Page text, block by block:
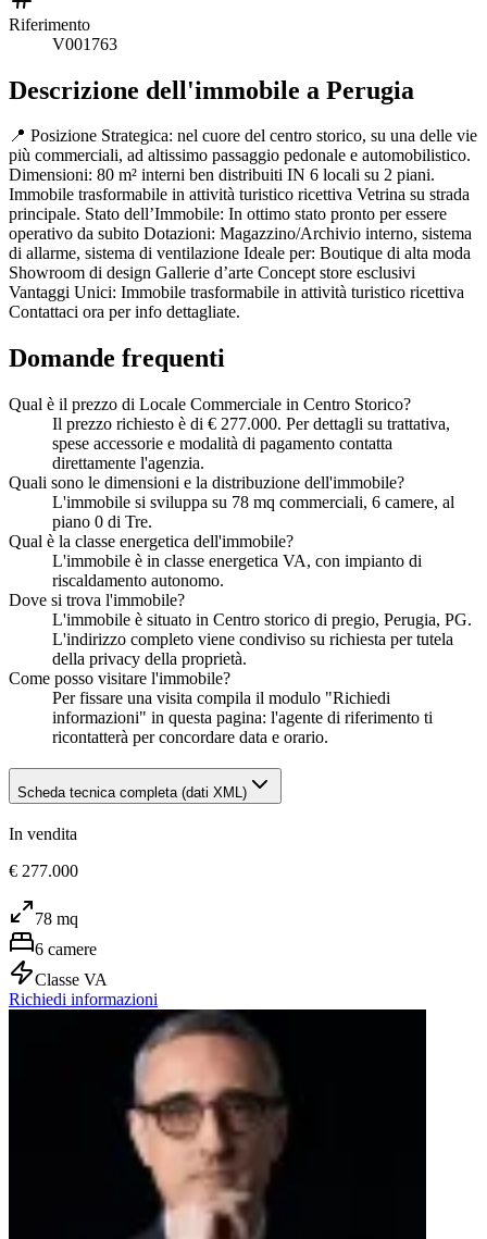
Riferimento
V001763
Descrizione dell'immobile a Perugia
📍 Posizione Strategica: nel cuore del centro storico, su una delle vie
più commerciali, ad altissimo passaggio pedonale e automobilistico.
Dimensioni: 80 m² interni ben distribuiti IN 6 locali su 2 piani.
Immobile trasformabile in attività turistico ricettiva Vetrina su strada
principale. Stato dell’Immobile: In ottimo stato pronto per essere
operativo da subito Dotazioni: Magazzino/Archivio interno, sistema
di allarme, sistema di ventilazione Ideale per: Boutique di alta moda
Showroom di design Gallerie d’arte Concept store esclusivi
Vantaggi Unici: Immobile trasformabile in attività turistico ricettiva
Contattaci ora per info dettagliate.
Domande frequenti
Qual è il prezzo di Locale Commerciale in Centro Storico?
Il prezzo richiesto è di € 277.000. Per dettagli su trattativa,
spese accessorie e modalità di pagamento contatta
direttamente l'agenzia.
Quali sono le dimensioni e la distribuzione dell'immobile?
L'immobile si sviluppa su 78 mq commerciali, 6 camere, al
piano 0 di Tre.
Qual è la classe energetica dell'immobile?
L'immobile è in classe energetica VA, con impianto di
riscaldamento autonomo.
Dove si trova l'immobile?
L'immobile è situato in Centro storico di pregio, Perugia, PG.
L'indirizzo completo viene condiviso su richiesta per tutela
della privacy della proprietà.
Come posso visitare l'immobile?
Per fissare una visita compila il modulo "Richiedi
informazioni" in questa pagina: l'agente di riferimento ti
ricontatterà per concordare data e orario.
Scheda tecnica completa (dati XML)
In vendita
€ 277.000
78 mq
6 camere
Classe VA
Richiedi informazioni